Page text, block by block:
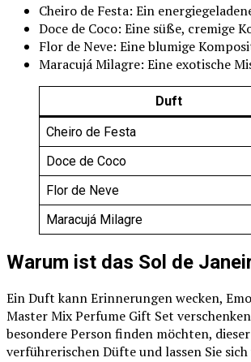
Cheiro de Festa: Ein
Doce de Coco: Eine süße, cremige
Flor de Neve: Eine blumige
Maracujá Milagre: Eine exotische
Duft
Cheiro de Festa
Doce de Coco
Flor de Neve
Maracujá Milagre
Warum ist das Sol de
Ein Duft kann Erinnerungen wecken,
Master Mix Perfume Gift Set
besondere Person finden möchten,
verführerischen Düfte und lassen Sie